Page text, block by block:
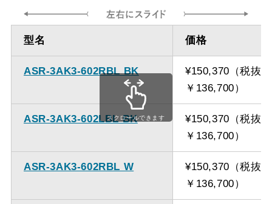
ダクト方向 上
方
最大寸法 870ｍｍ
備考
点検口を設けての最小寸
法は弊社にお問い合わせ
ください。
型名 価格
ASR-3AK3-602RBL BK
¥150,370（税抜
￥136,700）
ASR-3AK3-602LBL BK
¥150,370（税抜
￥136,700）
ASR-3AK3-602RBL W
¥150,370（税抜
￥136,700）
スクロールできます